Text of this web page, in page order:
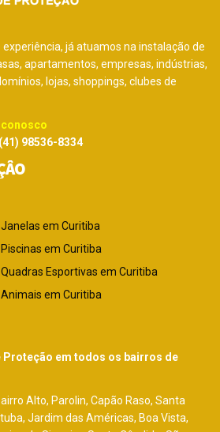
já atuamos na instalação de
apartamentos, empresas, indústrias,
lojas, shoppings, clubes de
98536-8334
em Curitiba
em Curitiba
Esportivas em Curitiba
em Curitiba
Proteção em todos os bairros de
Alto, Parolin, Capão Raso, Santa
Jardim das Américas, Boa Vista,